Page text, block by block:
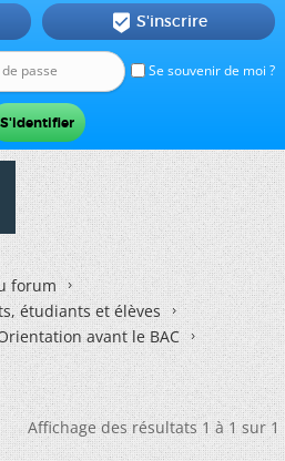
Se souvenir de moi ?
 S'inscrire
forum
étudiants et élèves
avant le BAC
Affichage des résultats 1 à 1 sur 1